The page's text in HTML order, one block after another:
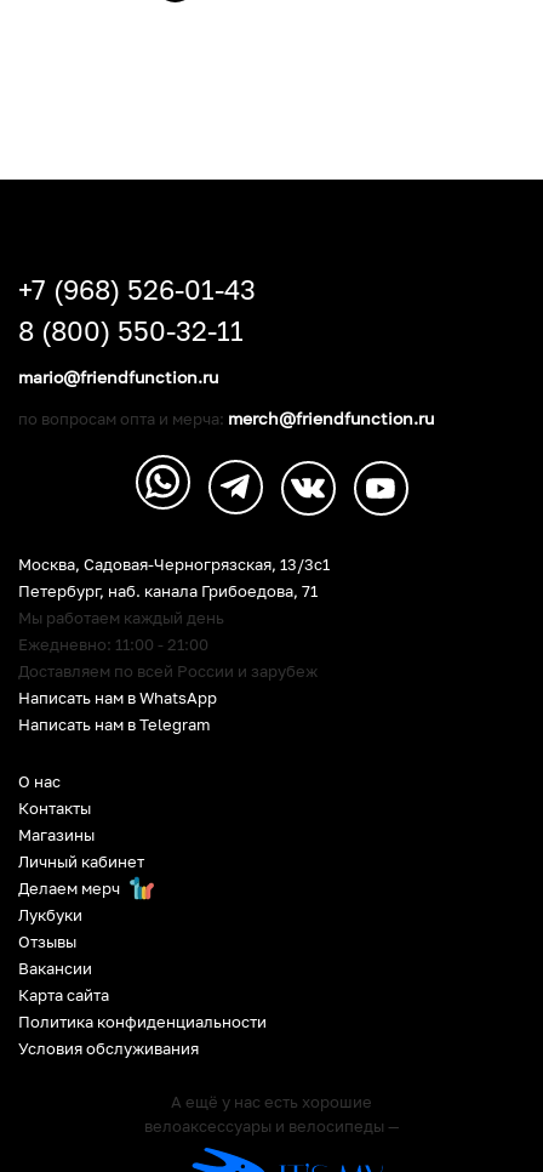
О нас
Контакты
Магазины
Личный кабинет
Делаем мерч
Лукбуки
Отзывы
Вакансии
Карта сайта
Политика конфиденциальности
Условия обслуживания
А ещё у нас есть хорошие
велоаксессуары и велосипеды —
Москва, Садовая-Черногрязская, 13/3c1
Петербург, наб. канала Грибоедова, 71
Мы работаем каждый день
Ежедневно: 11:00 - 21:00
Доставляем по всей России и зарубеж
Написать нам в WhatsApp
Написать нам в Telegram
+7 (968) 526-01-43
8 (800) 550-32-11
mario@friendfunction.ru
по вопросам опта и мерча: merch@friendfunction.ru